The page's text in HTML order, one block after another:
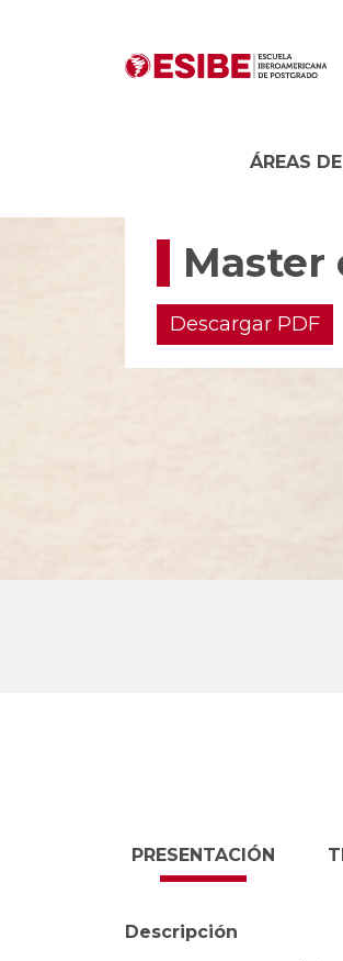
ÁREAS
Master
Descargar PDF
PRESENTACIÓN
Descripción